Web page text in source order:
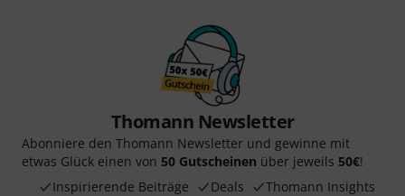
Thomann Newsletter
Abonniere den Thomann Newsletter und gewinne mit
etwas Glück einen von 50 Gutscheinen über jeweils 50€!
Inspirierende Beiträge
Deals Thomann Insights